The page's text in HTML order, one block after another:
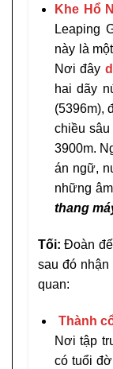
Khe Hổ
Leaping
này là
Nơi đây
hai dãy
(5396m),
chiều
3900m.
án ngữ,
những
thang
Tối: Đoàn
sau đó
quan:
Thành
Nơi tập
có tuổi